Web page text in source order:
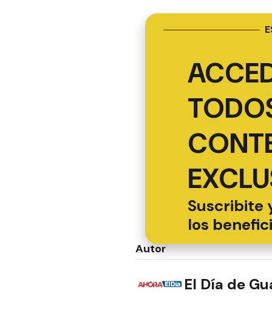
Suscribite
los
Autor
El Día de